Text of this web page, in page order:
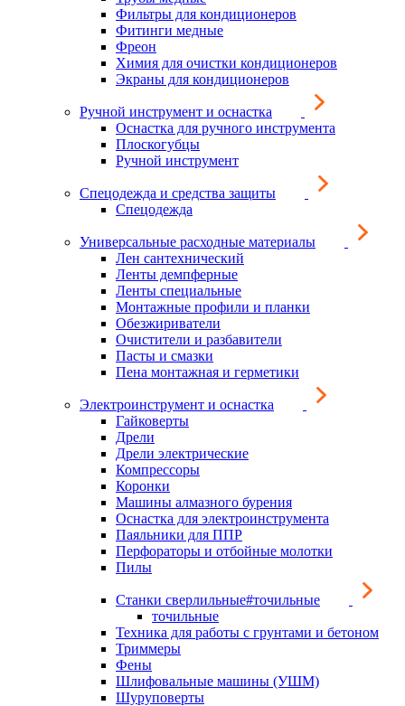
Фильтры для кондиционеров
Фитинги медные
Фреон
Химия для очистки кондиционеров
Экраны для кондиционеров
Ручной инструмент и оснастка
Оснастка для ручного инструмента
Плоскогубцы
Ручной инструмент
Спецодежда и средства защиты
Спецодежда
Универсальные расходные материалы
Лен сантехнический
Ленты демпферные
Ленты специальные
Монтажные профили и планки
Обезжириватели
Очистители и разбавители
Пасты и смазки
Пена монтажная и герметики
Электроинструмент и оснастка
Гайковерты
Дрели
Дрели электрические
Компрессоры
Коронки
Машины алмазного бурения
Оснастка для электроинструмента
Паяльники для ППР
Перфораторы и отбойные молотки
Пилы
Станки сверлильные#точильные
точильные
Техника для работы с грунтами и бетоном
Триммеры
Фены
Шлифовальные машины (УШМ)
Шуруповерты